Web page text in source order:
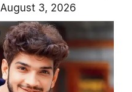
August 3, 2026